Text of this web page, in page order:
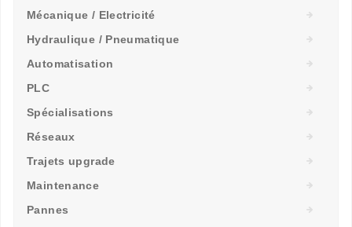
Mécanique / Electricité
Hydraulique / Pneumatique
Automatisation
PLC
Spécialisations
Réseaux
Trajets upgrade
Maintenance
Pannes